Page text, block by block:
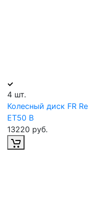
4 шт.
Колесный диск FR
ET50 B
13220 руб.